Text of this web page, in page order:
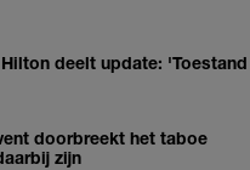
deelt update: 'Toestand
doorbreekt het taboe
zijn